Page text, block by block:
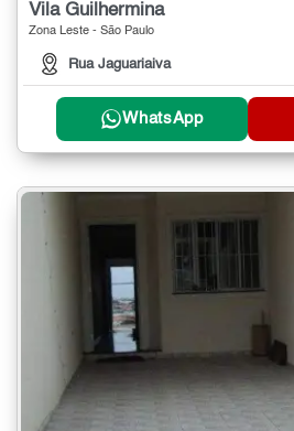
Vila Guilhermina
Zona Leste - São Paulo
Rua Jaguariaiva
WhatsApp